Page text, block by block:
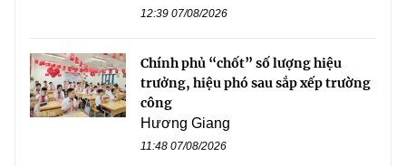
12:39 07/08/2026
Chính phủ “chốt” số lượng hiệu
trưởng, hiệu phó sau sắp xếp trường
công
Hương Giang
11:48 07/08/2026